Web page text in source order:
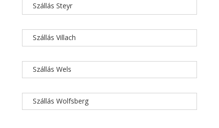
Szállás Steyr
Szállás Villach
Szállás Wels
Szállás Wolfsberg